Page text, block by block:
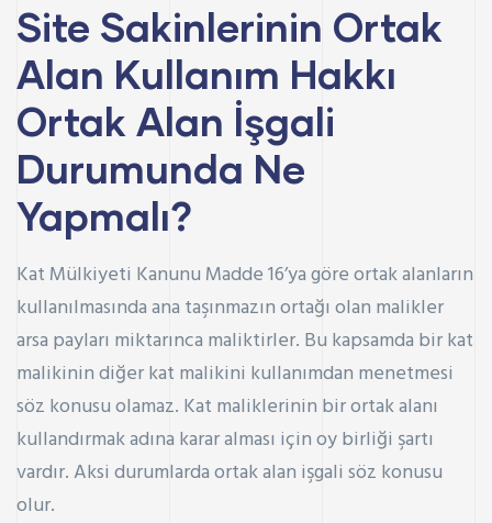
Site Sakinlerinin Ortak
Alan Kullanım Hakkı
Ortak Alan İşgali
Durumunda Ne
Yapmalı?
Kat Mülkiyeti Kanunu Madde 16’yagöre ortak alanların
kullanılmasında ana taşınmazın ortağı olan malikler
arsa payları miktarınca maliktirler. Bu kapsamda bir kat
malikinin diğer kat malikini kullanımdan menetmesi
söz konusu olamaz. Kat maliklerinin bir ortak alanı
kullandırmak adına karar alması için oy birliği şartı
vardır. Aksi durumlarda ortak alan işgali söz konusu
olur.